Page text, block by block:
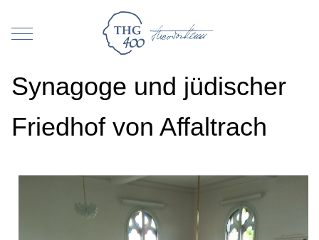
Mobile Menu Toggle
Synagoge und jüdischer
Friedhof von Affaltrach